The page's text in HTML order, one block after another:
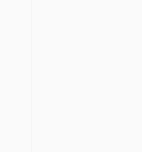
調査を実施し、取引の潜在
供する代替の規制ブローカ
たCtraderブローカーである